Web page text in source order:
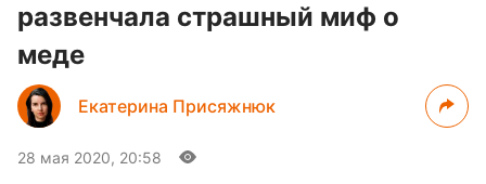
развенчала страшный миф о
меде
Екатерина Присяжнюк
28 мая 2020, 20:58